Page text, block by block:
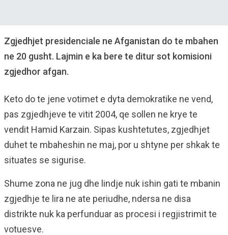
Zgjedhjet presidenciale ne Afganistan do te mbahen
ne 20 gusht. Lajmin e ka bere te ditur sot komisioni
zgjedhor afgan.
Keto do te jene votimet e dyta demokratike ne vend,
pas zgjedhjeve te vitit 2004, qe sollen ne krye te
vendit Hamid Karzain. Sipas kushtetutes, zgjedhjet
duhet te mbaheshin ne maj, por u shtyne per shkak te
situates se sigurise.
Shume zona ne jug dhe lindje nuk ishin gati te mbanin
zgjedhje te lira ne ate periudhe, ndersa ne disa
distrikte nuk ka perfunduar as procesi i regjistrimit te
votuesve.